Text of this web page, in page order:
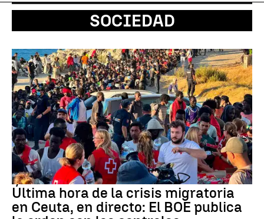
SOCIEDAD
Última hora de la crisis migratoria
en Ceuta, en directo: El BOE publica